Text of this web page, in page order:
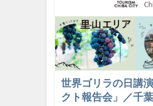
世界ゴリラの日講
クト報告会」／千